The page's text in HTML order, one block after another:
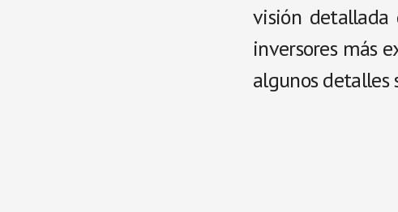
visión
inversores más
algunos detalles